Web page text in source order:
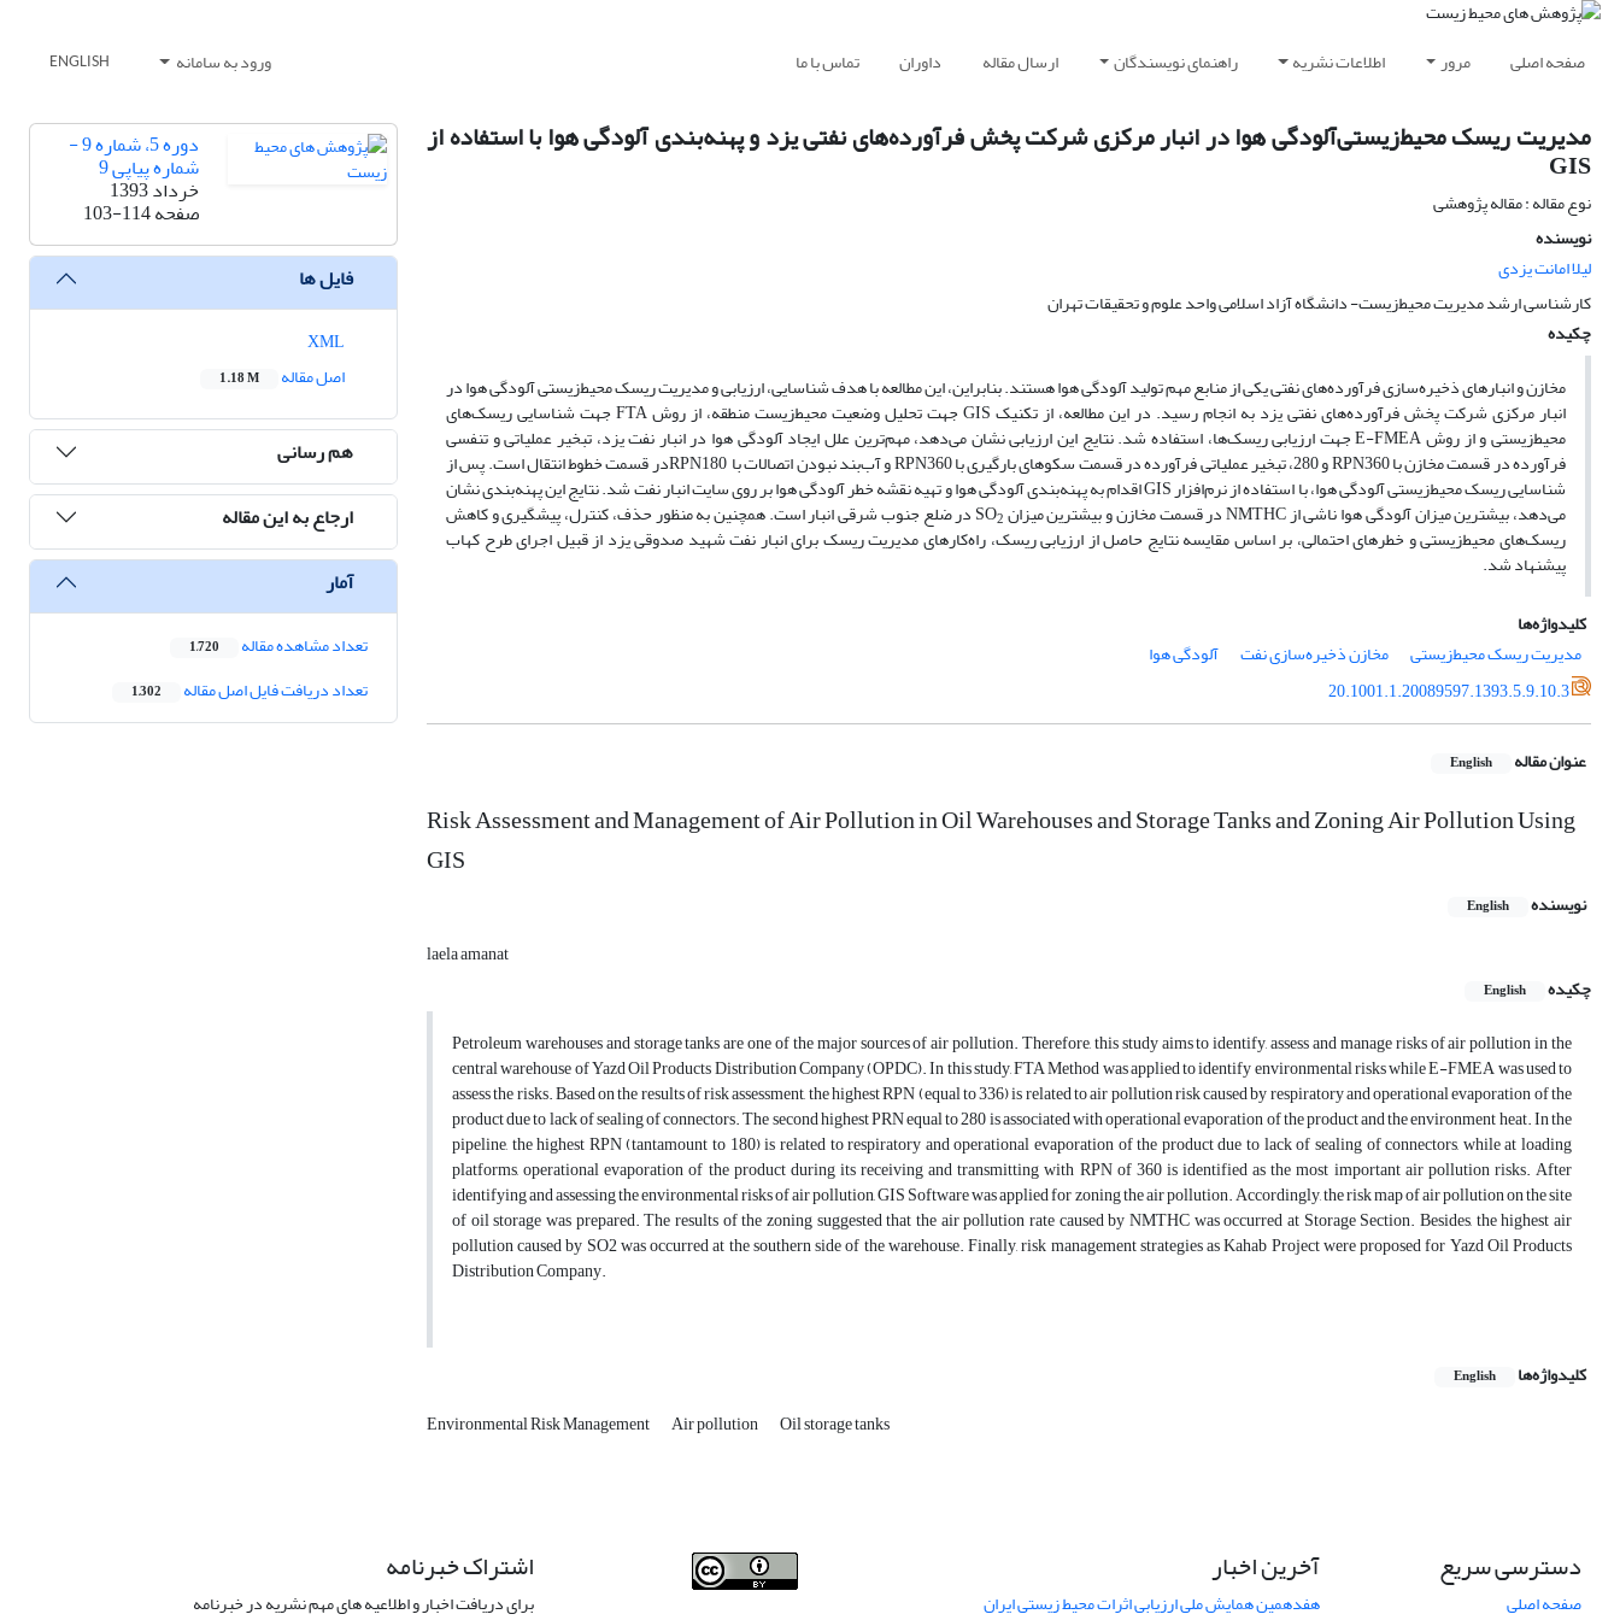
صفحه اصلی مرور اطلاعات نشریه راهنمای نویسندگان ارسال مقاله داوران تماس با ما ورود به سامانه ENGLISH
مدیریت ریسک محیط‌‌زیستی‌‌آلودگی‌‌ هوا‌ در انبار مرکزی شرکت پخش فرآورده‌‌های نفتی یزد و پهنه‌‌بندی آلودگی هوا با استفاده از
GIS
نوع مقاله : مقاله پژوهشی
نویسنده
لیلا امانت یزدی
کارشناسی ارشد مدیریت محیط‌‌زیست- دانشگاه آزاد اسلامی واحد علوم و تحقیقات تهران
چکیده
مخازن و انبارهای ذخیره‌‌سازی فرآورده‌‌های نفتی یکی از منابع مهم تولید آلودگی هوا هستند. بنابراین، این مطالعه با هدف شناسایی، ارزیابی و مدیریت ریسک محیط‌‌زیستی آلودگی هوا در
انبار مرکزی شرکت پخش فرآورده‌‌های نفتی یزد به انجام رسید. در این مطالعه، از تکنیک GIS جهت تحلیل وضعیت محیط‌‌زیست منطقه، از روش FTA جهت شناسایی ریسک‌‌های
محیط‌‌زیستی و از روش E-FMEA جهت ارزیابی ریسک‌‌ها، استفاده شد. نتایج این ارزیابی نشان می‌دهد، مهم‌ترین علل ایجاد آلودگی هوا در انبار نفت یزد، تبخیر عملیاتی و تنفسی
فرآورده در قسمت مخازن با RPN360 و 280، تبخیر عملیاتی فرآورده در قسمت سکو‌های بارگیری با RPN360 و آب‌بند نبودن اتصالات با RPN180در قسمت خطوط انتقال است. پس از
شناسایی ریسک محیط‌زیستی آلودگی هوا، با استفاده از نرم‌افزار GIS اقدام به پهنه‌بندی آلودگی هوا و تهیه نقشه خطر آلودگی هوا بر روی سایت انبار نفت شد. نتایج این پهنه‌بندی نشان
می‌دهد، بیشترین میزان آلودگی هوا ناشی از NMTHC در قسمت مخازن و بیشترین میزان SO 2 در ضلع جنوب شرقی انبار است. همچنین به منظور حذف، کنترل، پیشگیری و کاهش
ریسک‌های محیط‌زیستی و خطرهای احتمالی، بر اساس مقایسه نتایج حاصل از ارزیابی ریسک، راه‌کارهای مدیریت ریسک برای انبار نفت شهید صدوقی یزد از قبیل اجرای طرح کهاب
پیشنهاد شد.
کلیدواژه‌ها
مدیریت ریسک محیط‌زیستی
مخازن ذخیره‌سازی نفت
آلودگی هوا
20.1001.1.20089597.1393.5.9.10.3
عنوان مقاله English
Risk Assessment and Management of Air Pollution in Oil Warehouses and Storage Tanks and Zoning Air Pollution Using
GIS
نویسنده English
laela amanat
چکیده
English
Petroleum warehouses and storage tanks are one of the major sources of air pollution. Therefore, this study aims to identify, assess and manage risks of air pollution in the
central warehouse of Yazd Oil Products Distribution Company (OPDC). In this study, FTA Method was applied to identify environmental risks while E-FMEA was used to
assess the risks. Based on the results of risk assessment, the highest RPN (equal to 336) is related to air pollution risk caused by respiratory and operational evaporation of the
product due to lack of sealing of connectors. The second highest PRN equal to 280 is associated with operational evaporation of the product and the environment heat. In the
pipeline, the highest RPN (tantamount to 180) is related to respiratory and operational evaporation of the product due to lack of sealing of connectors, while at loading
platforms, operational evaporation of the product during its receiving and transmitting with RPN of 360 is identified as the most important air pollution risks. After
identifying and assessing the environmental risks of air pollution, GIS Software was applied for zoning the air pollution. Accordingly, the risk map of air pollution on the site
of oil storage was prepared. The results of the zoning suggested that the air pollution rate caused by NMTHC was occurred at Storage Section. Besides, the highest air
pollution caused by SO2 was occurred at the southern side of the warehouse. Finally, risk management strategies as Kahab Project were proposed for Yazd Oil Products
Distribution Company.
کلیدواژه‌ها English
Environmental Risk Management Air pollution Oil storage tanks
دوره 5، شماره 9 -
شماره پیاپی 9
خرداد 1393
صفحه103-114
فایل ها
اصل مقاله
1.18 M
هم رسانی
ارجاع به این مقاله
آمار
تعداد مشاهده مقاله 1,720
تعداد دریافت فایل اصل مقاله 1,302
دسترسی سریع
صفحه اصلی
آخرین اخبار
هفدهمین همایش ملی ارزیابی اثرات محیط زیستی ایران
اشتراک خبرنامه
برای دریافت اخبار و اطلاعیه های مهم نشریه در خبرنامه